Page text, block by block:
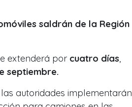
saldrán de la Región
extenderá por cuatro días
septiembre.
, las autoridades implementarán